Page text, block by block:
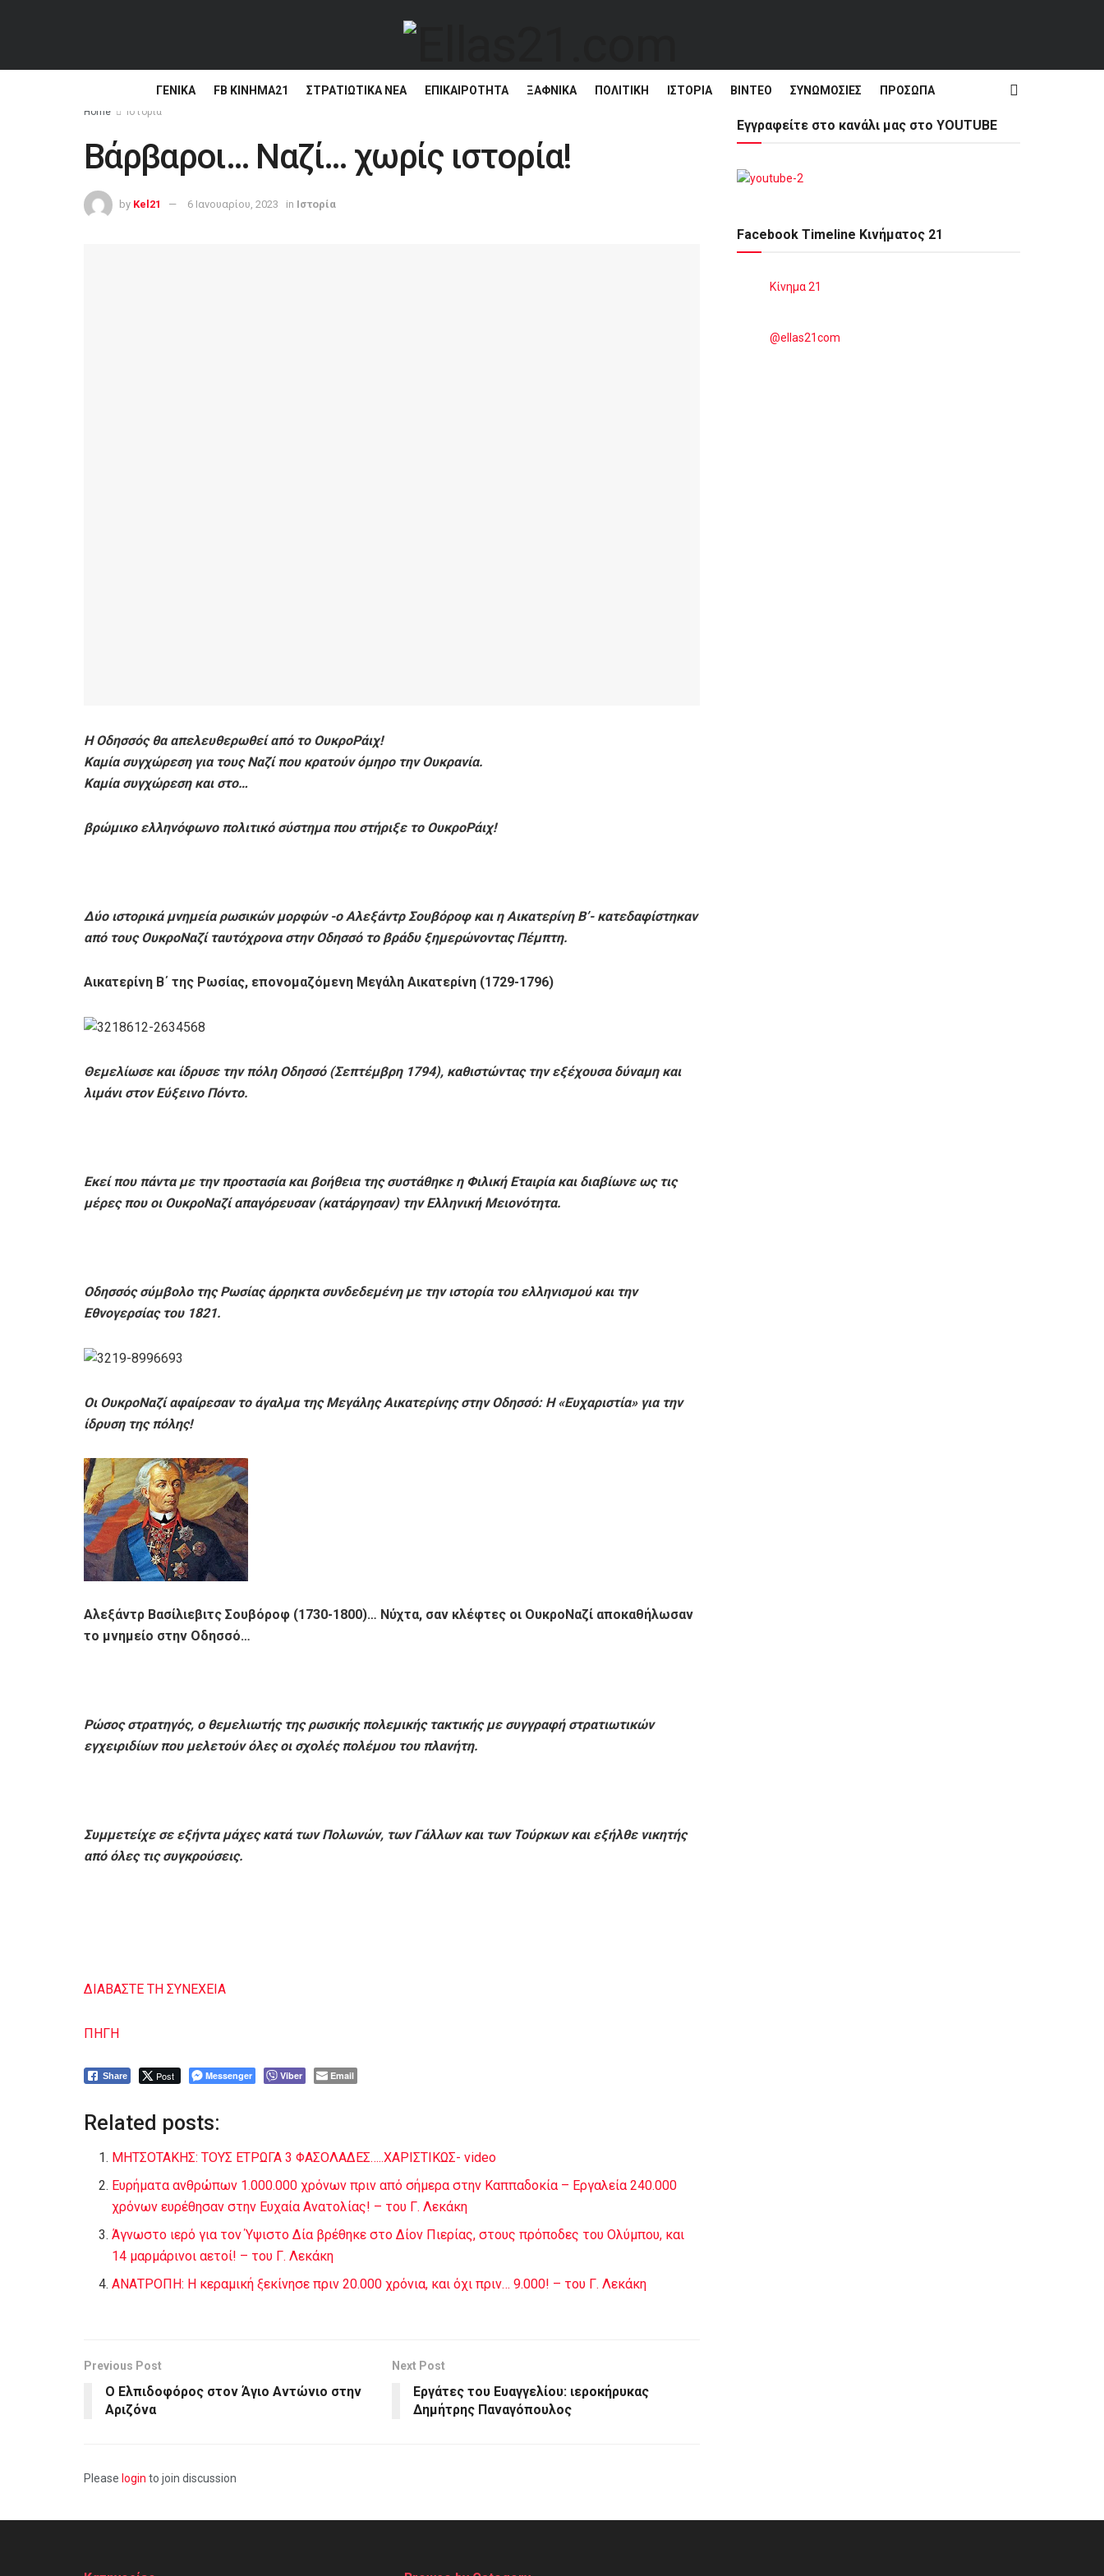
ΓΕΝΙΚΆ FB ΚΙΝΗΜΑ21 ΣΤΡΑΤΙΩΤΙΚΆ ΝΈΑ ΕΠΙΚΑΙΡΌΤΗΤΑ ΞΑΦΝΙΚΑ ΠΟΛΙΤΙΚΗ ΙΣΤΟΡΊΑ ΒΊΝΤΕΟ ΣΥΝΩΜΟΣΊΕΣ ΠΡΌΣΩΠΑ
Home Ιστορία
Βάρβαροι… Ναζί… χωρίς ιστορία!
by Kel21 6 Ιανουαρίου, 2023 in Ιστορία
Η Οδησσός θα απελευθερωθεί από το ΟυκροΡάιχ!
Καμία συγχώρεση για τους Ναζί που κρατούν όμηρο την Ουκρανία.
Καμία συγχώρεση και στο…
βρώμικο ελληνόφωνο πολιτικό σύστημα που στήριξε το ΟυκροΡάιχ!
Δύο ιστορικά μνημεία ρωσικών μορφών -ο Αλεξάντρ Σουβόροφ και η Αικατερίνη Β’- κατεδαφίστηκαν
από τους ΟυκροΝαζί ταυτόχρονα στην Οδησσό το βράδυ ξημερώνοντας Πέμπτη.
Αικατερίνη Β΄ της Ρωσίας, επονομαζόμενη Μεγάλη Αικατερίνη (1729-1796)
Θεμελίωσε και ίδρυσε την πόλη Οδησσό (Σεπτέμβρη 1794), καθιστώντας την εξέχουσα δύναμη και
λιμάνι στον Εύξεινο Πόντο.
Εκεί που πάντα με την προστασία και βοήθεια της συστάθηκε η Φιλική Εταιρία και διαβίωνε ως τις
μέρες που οι ΟυκροΝαζί απαγόρευσαν (κατάργησαν) την Ελληνική Μειονότητα.
Οδησσός σύμβολο της Ρωσίας άρρηκτα συνδεδεμένη με την ιστορία του ελληνισμού και την
Εθνογερσίας του 1821.
Οι ΟυκροΝαζί αφαίρεσαν το άγαλμα της Μεγάλης Αικατερίνης στην Οδησσό: Η «Ευχαριστία» για την
ίδρυση της πόλης!
Αλεξάντρ Βασίλιεβιτς Σουβόροφ (1730-1800)… Νύχτα, σαν κλέφτες οι ΟυκροΝαζί αποκαθήλωσαν
το μνημείο στην Οδησσό…
Ρώσος στρατηγός, ο θεμελιωτής της ρωσικής πολεμικής τακτικής με συγγραφή στρατιωτικών
εγχειριδίων που μελετούν όλες οι σχολές πολέμου του πλανήτη.
Συμμετείχε σε εξήντα μάχες κατά των Πολωνών, των Γάλλων και των Τούρκων και εξήλθε νικητής
από όλες τις συγκρούσεις.
ΔΙΑΒΑΣΤΕ ΤΗ ΣΥΝΕΧΕΙΑ
ΠΗΓΗ
Share Post Messenger Viber Email
Related posts:
ΜΗΤΣΟΤΑΚΗΣ: ΤΟΥΣ ΕΤΡΩΓΑ 3 ΦΑΣΟΛΑΔΕΣ…..ΧΑΡΙΣΤΙΚΩΣ- video
Ευρήματα ανθρώπων 1.000.000 χρόνων πριν από σήμερα στην Καππαδοκία – Εργαλεία 240.000
χρόνων ευρέθησαν στην Ευχαία Ανατολίας! – του Γ. Λεκάκη
Άγνωστο ιερό για τον Ύψιστο Δία βρέθηκε στο Δίον Πιερίας, στους πρόποδες του Ολύμπου, και
14 μαρμάρινοι αετοί! – του Γ. Λεκάκη
ΑΝΑΤΡΟΠΗ: Η κεραμική ξεκίνησε πριν 20.000 χρόνια, και όχι πριν… 9.000! – του Γ. Λεκάκη
Previous Post
Ο Ελπιδοφόρος στον Άγιο Αντώνιο στην
Αριζόνα
Next Post
Εργάτες του Ευαγγελίου: ιεροκήρυκας
Δημήτρης Παναγόπουλος
Please login to join discussion
Εγγραφείτε στο κανάλι μας στο YOUTUBE
Facebook Timeline Κινήματος 21
Κίνημα 21
@ellas21com